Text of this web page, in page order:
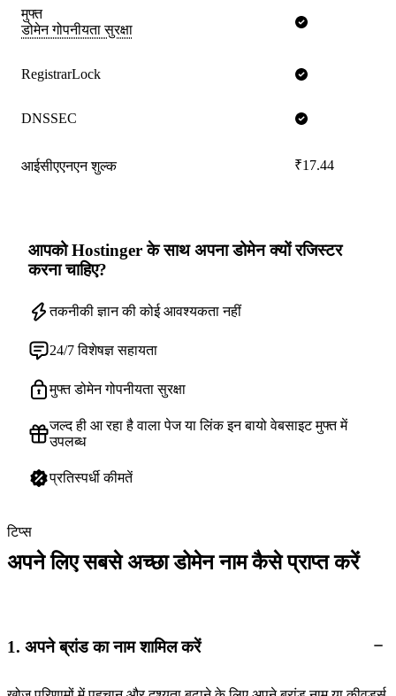
डोमेन गोपनीयता सुरक्षा
मुफ्त
RegistrarLock
DNSSEC
आईसीएएनएन शुल्क ₹17.44
आपको Hostinger के साथ अपना डोमेन क्यों रजिस्टर
करना चाहिए?
तकनीकी ज्ञान की कोई आवश्यकता नहीं
24/7 विशेषज्ञ सहायता
मुफ्त डोमेन गोपनीयता सुरक्षा
जल्द ही आ रहा है वाला पेज या लिंक इन बायो वेबसाइट मुफ्त में
उपलब्ध
प्रतिस्पर्धी कीमतें
टिप्स
अपने लिए सबसे अच्छा डोमेन नाम कैसे प्राप्त करें
1. अपने ब्रांड का नाम शामिल करें